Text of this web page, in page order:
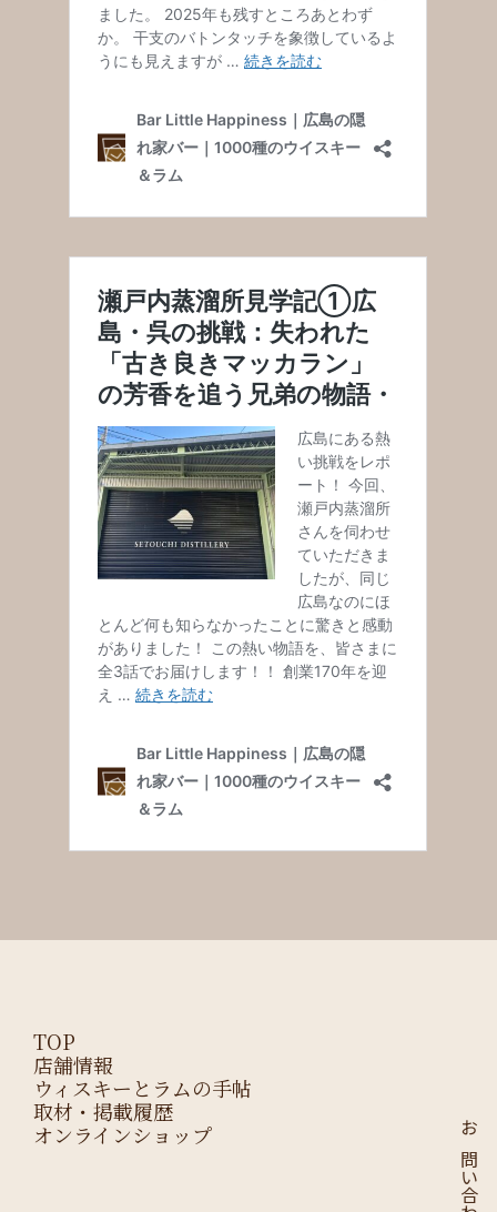
TOP
店舗情報
ウィスキーとラムの手帖
取材・掲載履歴
オンラインショップ